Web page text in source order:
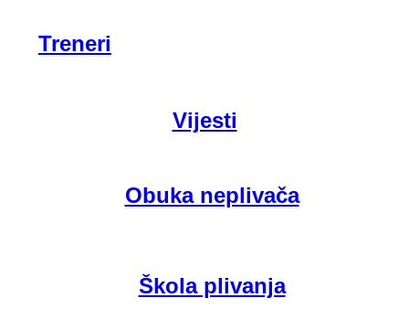
Treneri
Vijesti
Obuka neplivača
Škola plivanja